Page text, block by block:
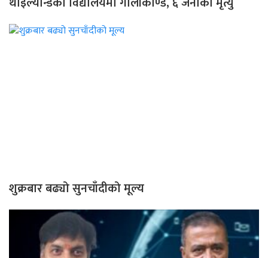
शुक्रबार बढ्यो सुनचाँदीको मूल्य